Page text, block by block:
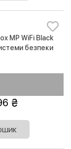
MP WiFi Black
безпеки